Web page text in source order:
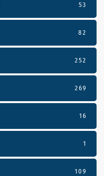
53
82
252
269
16
1
109